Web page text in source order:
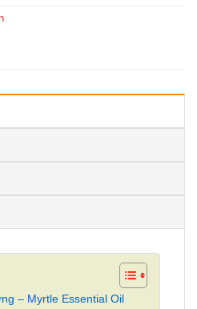
– Myrtle Essential Oil